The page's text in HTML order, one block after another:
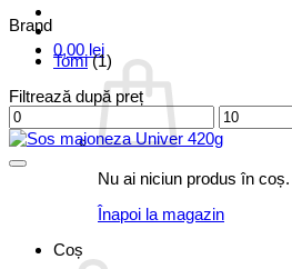
0,00 lei
Nu ai niciun produs în coș.
Înapoi la magazin
Coș
Brand
Tomi (1)
Filtrează după preț
Preț
minim
Preț
maxim